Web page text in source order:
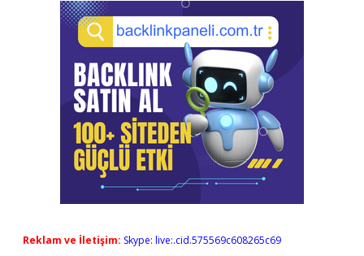
Reklam ve İletişim: Skype: live:.cid.575569c608265c69